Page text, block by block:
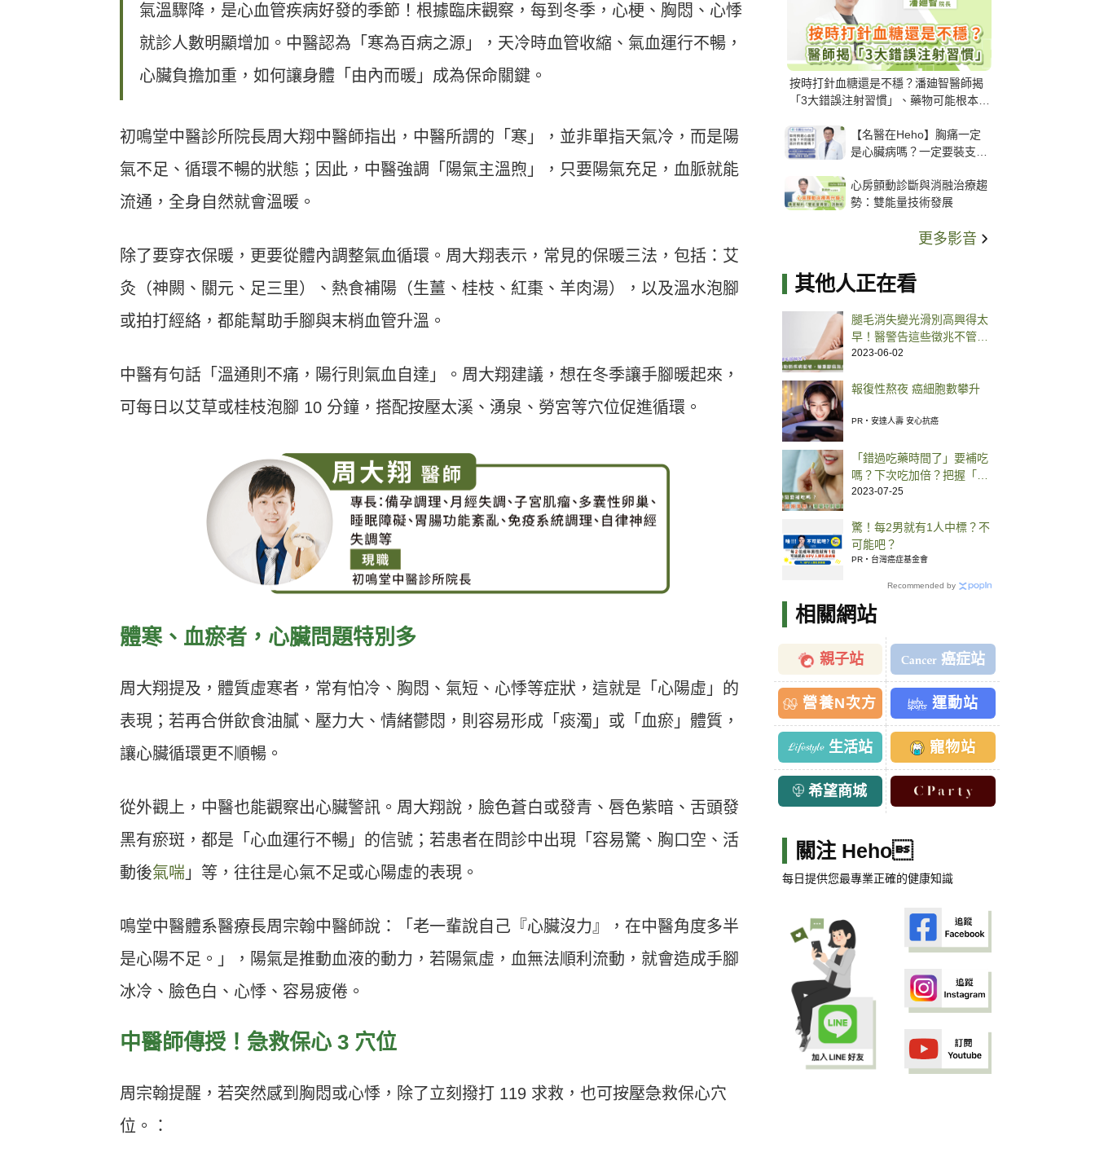
氣溫驟降，是心血管疾病好發的季節！根據臨床觀察，每到冬季，心梗、胸悶、心悸
就診人數明顯增加。中醫認為「寒為百病之源」，天冷時血管收縮、氣血運行不暢，
心臟負擔加重，如何讓身體「由內而暖」成為保命關鍵。
初鳴堂中醫診所院長周大翔中醫師指出，中醫所謂的「寒」，並非單指天氣冷，而是陽
氣不足、循環不暢的狀態；因此，中醫強調「陽氣主溫煦」，只要陽氣充足，血脈就能
流通，全身自然就會溫暖。
除了要穿衣保暖，更要從體內調整氣血循環。周大翔表示，常見的保暖三法，包括：艾
灸（神闕、關元、足三里）、熱食補陽（生薑、桂枝、紅棗、羊肉湯），以及溫水泡腳
或拍打經絡，都能幫助手腳與末梢血管升溫。
中醫有句話「溫通則不痛，陽行則氣血自達」。周大翔建議，想在冬季讓手腳暖起來，
可每日以艾草或桂枝泡腳 10 分鐘，搭配按壓太溪、湧泉、勞宮等穴位促進循環。
體寒、血瘀者，心臟問題特別多
周大翔提及，體質虛寒者，常有怕冷、胸悶、氣短、心悸等症狀，這就是「心陽虛」的
表現；若再合併飲食油膩、壓力大、情緒鬱悶，則容易形成「痰濁」或「血瘀」體質，
讓心臟循環更不順暢。
從外觀上，中醫也能觀察出心臟警訊。周大翔說，臉色蒼白或發青、唇色紫暗、舌頭發
黑有瘀斑，都是「心血運行不暢」的信號；若患者在問診中出現「容易驚、胸口空、活
動後氣喘 」等，往往是心氣不足或心陽虛的表現。
鳴堂中醫體系醫療長周宗翰中醫師說：「老一輩說自己『心臟沒力』，在中醫角度多半
是心陽不足。」，陽氣是推動血液的動力，若陽氣虛，血無法順利流動，就會造成手腳
冰冷、臉色白、心悸、容易疲倦。
中醫師傳授！急救保心 3 穴位
周宗翰提醒，若突然感到胸悶或心悸，除了立刻撥打 119 求救，也可按壓急救保心穴
位。：
按時打針血糖還是不穩？潘廸智醫師揭
「3大錯誤注射習慣」、藥物可能根本沒
【名醫在Heho】胸痛一定
是心臟病嗎？一定要裝支
解析支架種類、風險與選擇
關鍵
心房顫動診斷與消融治療趨
勢：雙能量技術發展
更多影音
其他人正在看
腿毛消失變光滑別高興得太
早！醫警告這些徵兆不管…
有截肢壞死風險
2023-06-02
報復性熬夜 癌細胞數攀升
PR・安達人壽 安心抗癌
「錯過吃藥時間了」要補吃
嗎？下次吃加倍？把握「藥
物週期準則」藥師一次解惑
2023-07-25
驚！每2男就有1人中標？不
可能吧？
PR・台灣癌症基金會
Recommended by
相關網站
親子站 癌症站
營養N次方 運動站
生活站 寵物站
希望商城
關注 Heho
每日提供您最專業正確的健康知識